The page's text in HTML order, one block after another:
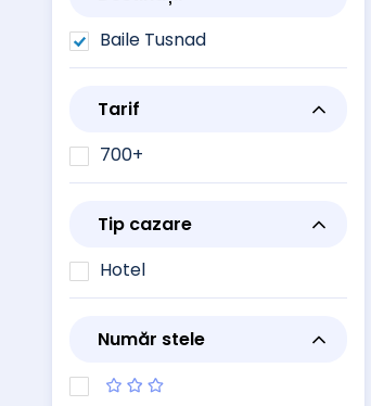
Baile Tusnad
Tarif
700+
Tip cazare
Hotel
Număr stele